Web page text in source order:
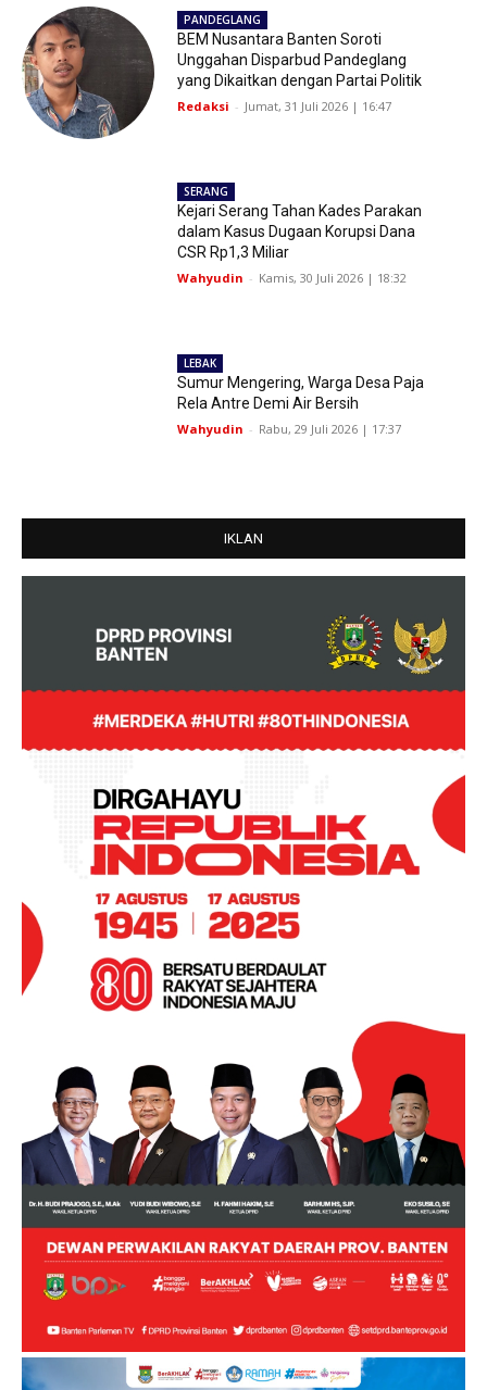
PANDEGLANG
BEM Nusantara Banten Soroti
Unggahan Disparbud Pandeglang
yang Dikaitkan dengan Partai Politik
Redaksi - Jumat, 31 Juli 2026 | 16:47
SERANG
Kejari Serang Tahan Kades Parakan
dalam Kasus Dugaan Korupsi Dana
CSR Rp1,3 Miliar
Wahyudin - Kamis, 30 Juli 2026 | 18:32
LEBAK
Sumur Mengering, Warga Desa Paja
Rela Antre Demi Air Bersih
Wahyudin - Rabu, 29 Juli 2026 | 17:37
IKLAN